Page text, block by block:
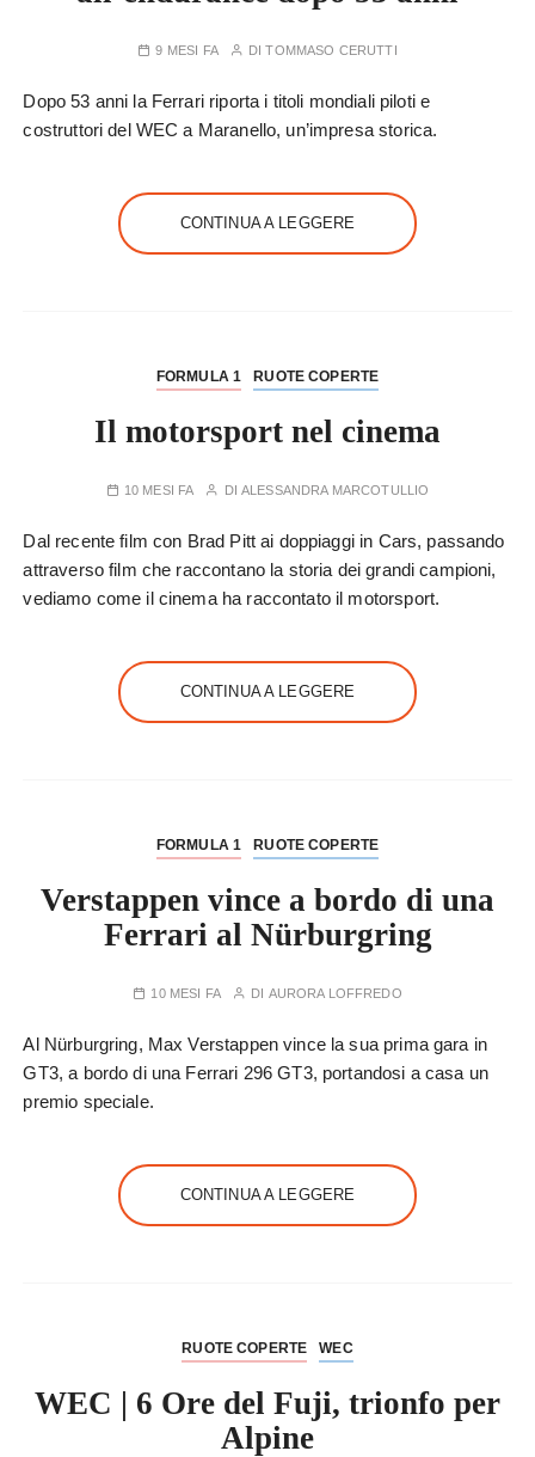
9 MESI FA DITOMMASO CERUTTI
Dopo 53 anni la Ferrari riporta i titoli mondiali piloti e
costruttori del WEC a Maranello, un’impresa storica.
CONTINUA A LEGGERE
FORMULA 1 RUOTE COPERTE
Il motorsport nel cinema
10 MESI FA DI ALESSANDRA MARCOTULLIO
Dal recente film con Brad Pitt ai doppiaggi in Cars, passando
attraverso film che raccontano la storia dei grandi campioni,
vediamo come il cinema ha raccontato il motorsport.
CONTINUA A LEGGERE
FORMULA 1 RUOTE COPERTE
Verstappen vince a bordo di una
Ferrari al Nürburgring
10 MESI FA DI AURORA LOFFREDO
Al Nürburgring, Max Verstappen vince la sua prima gara in
GT3, a bordo di una Ferrari 296 GT3, portandosi a casa un
premio speciale.
CONTINUA A LEGGERE
RUOTE COPERTE WEC
WEC | 6 Ore del Fuji, trionfo per
Alpine